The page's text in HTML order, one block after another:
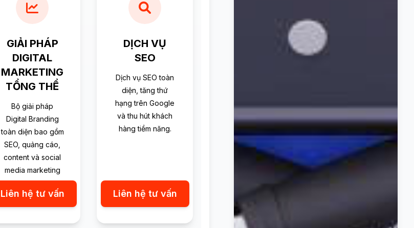
GIẢI PHÁP
DIGITAL
MARKETING
TỔNG THỂ
Bộ giải pháp
Digital Branding
toàn diện bao gồm
SEO, quảng cáo,
content và social
media marketing
Liên hệ tư vấn
DỊCH VỤ
SEO
Dịch vụ SEO toàn
diện, tăng thứ
hạng trên Google
và thu hút khách
hàng tiềm năng.
Liên hệ tư vấn